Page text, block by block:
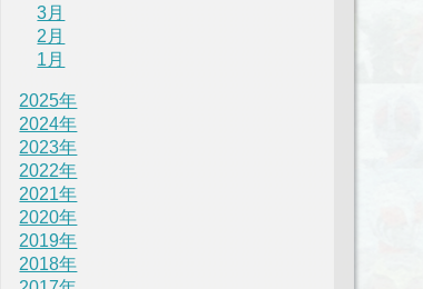
3月
2月
1月
2025年
2024年
2023年
2022年
2021年
2020年
2019年
2018年